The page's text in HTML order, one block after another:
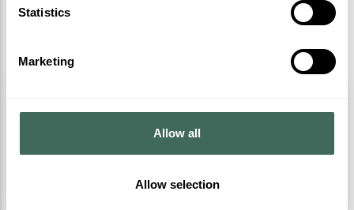
Statistics
Marketing
Allow all
Allow selection
Ouvrez les yeux comme jamais !